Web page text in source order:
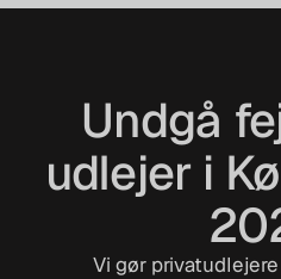
Undgå
udlejer i
Vi gør